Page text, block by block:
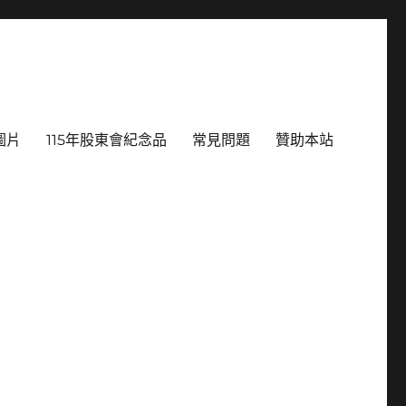
片 115年股東會紀念品 常見問題 贊助本站